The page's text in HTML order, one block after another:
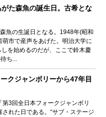
た森魚の誕生日。古希とな
魚の生誕日となる。1948年(昭和
市で産声をあげた。明治大学に
を始めるのだが、ここで鈴木慶
ち...
クジャンボリーから47年目
3回全日本フォークジャンボリ
れた日である。“サブ・ステージ